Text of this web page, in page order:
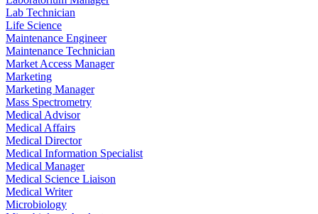
Lab Technician
Life Science
Maintenance Engineer
Maintenance Technician
Market Access Manager
Marketing
Marketing Manager
Mass Spectrometry
Medical Advisor
Medical Affairs
Medical Director
Medical Information Specialist
Medical Manager
Medical Science Liaison
Medical Writer
Microbiology